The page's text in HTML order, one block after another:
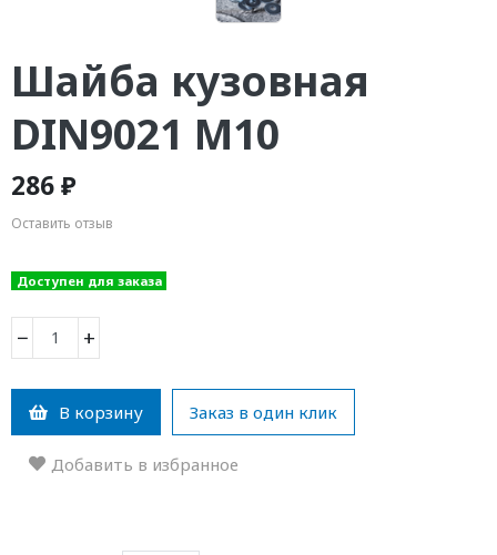
Шайба кузовная
DIN9021 М10
286 ₽
Оставить отзыв
Доступен для заказа
− +
В корзину Заказ в один клик
Добавить в избранное